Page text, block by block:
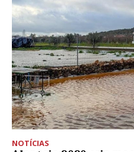
NOTÍCIAS